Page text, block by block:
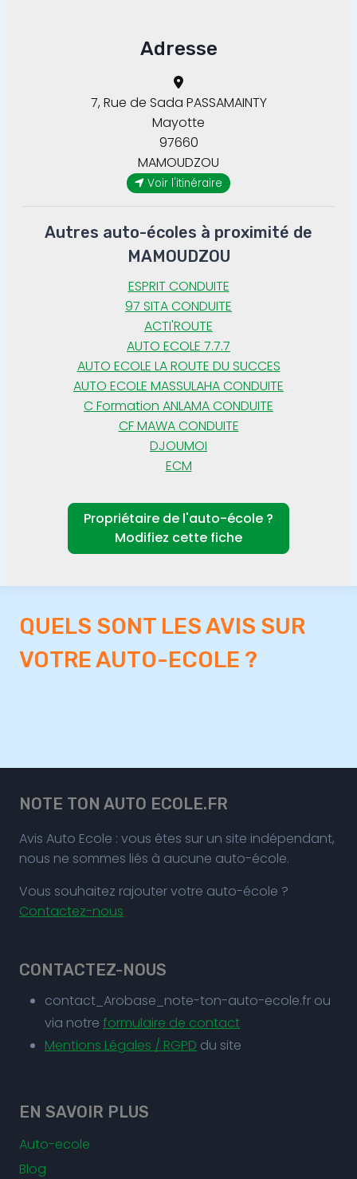
Adresse
7, Rue de Sada PASSAMAINTY
MAMOUDZOU
Mayotte
97660
Voir l'itinéraire
Autres auto-écoles à proximité de
MAMOUDZOU
ESPRIT CONDUITE
97 SITA CONDUITE
ACTI'ROUTE
AUTO ECOLE 7.7.7
AUTO ECOLE LA ROUTE DU SUCCES
AUTO ECOLE MASSULAHA CONDUITE
C Formation ANLAMA CONDUITE
CF MAWA CONDUITE
DJOUMOI
ECM
Propriétaire de l'auto-école ?
Modifiez cette fiche
QUELS SONT LES AVIS SUR
VOTRE AUTO-ECOLE ?
NOTE TON AUTO ECOLE.FR
Avis Auto Ecole : vous êtes sur un site indépendant,
nous ne sommes liés à aucune auto-école.
Vous souhaitez rajouter votre auto-école ?
Contactez-nous
CONTACTEZ-NOUS
contact_Arobase_note-ton-auto-ecole.fr ou
via notre formulaire de contact
Mentions Légales / RGPD du site
EN SAVOIR PLUS
Auto-ecole
Blog